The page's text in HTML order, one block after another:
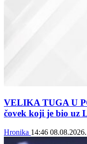
VELIKA TUGA U
čovek koji je bio uz
Hronika 14:46 08.08.2026.